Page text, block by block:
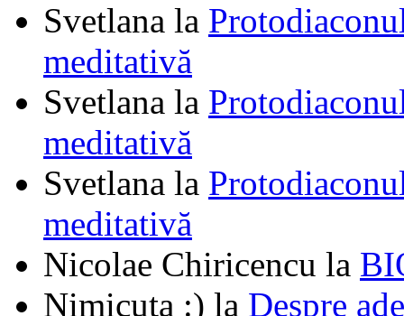
Svetlana la
meditativă
Svetlana la
meditativă
Svetlana la
meditativă
Nicolae Chiricencu la
Nimicuța :) la Despre